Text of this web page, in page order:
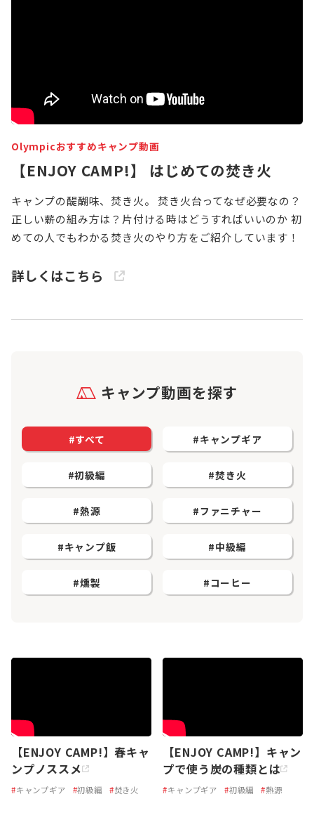
Olympicおすすめキャンプ動画
【ENJOY CAMP!】 はじめての焚き火
キャンプの醍醐味、焚き火。 焚き火台ってなぜ必要なの？
正しい薪の組み方は？片付ける時はどうすればいいのか 初
めての人でもわかる焚き火のやり方をご紹介しています！
詳しくはこちら
キャンプ動画を探す
#すべて #キャンプギア
#初級編 #焚き火
#熱源 #ファニチャー
#キャンプ飯 #中級編
#燻製 #コーヒー
【ENJOY CAMP!】春キャ
ンプノススメ
#キャンプギア #初級編 #焚き火
【ENJOY CAMP!】キャン
プで使う炭の種類とは
#キャンプギア #初級編 #熱源